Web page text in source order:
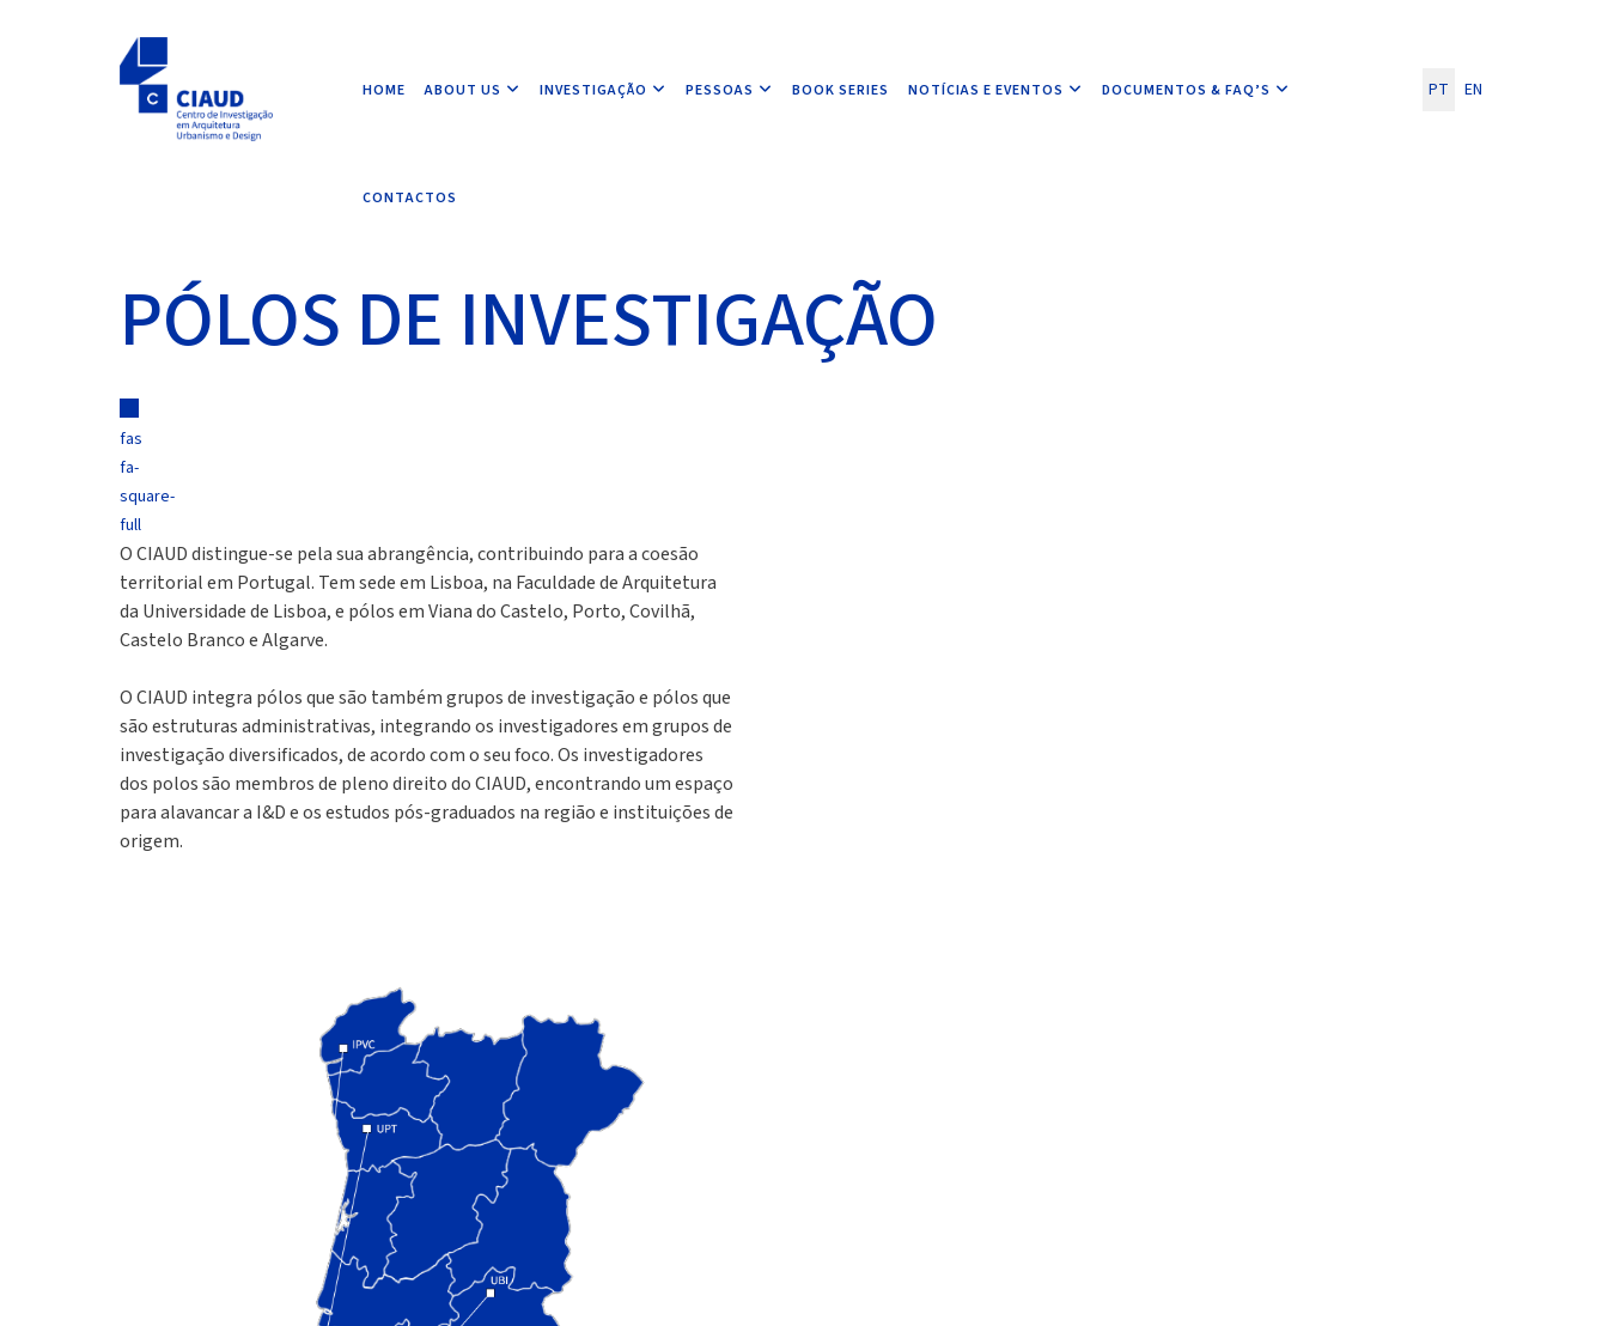
HOME ABOUT US INVESTIGAÇÃO PESSOAS BOOK SERIES NOTÍCIAS E EVENTOS DOCUMENTOS & FAQ’S
CONTACTOS
Escolha o seu idioma
PT EN
PÓLOS DE INVESTIGAÇÃO
fas
fa-
square-
full
O CIAUD distingue-se pela sua abrangência, contribuindo para a coesão
territorial em Portugal. Tem sede em Lisboa, na Faculdade de Arquitetura
da Universidade de Lisboa, e pólos em Viana do Castelo, Porto, Covilhã,
Castelo Branco e Algarve.
O CIAUD integra pólos que são também grupos de investigação e pólos que
são estruturas administrativas, integrando os investigadores em grupos de
investigação diversificados, de acordo com o seu foco. Os investigadores
dos polos são membros de pleno direito do CIAUD, encontrando um espaço
para alavancar a I&D e os estudos pós-graduados na região e instituições de
origem.